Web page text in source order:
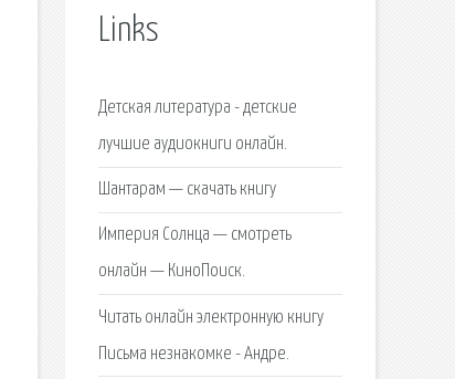
Links
Детская литература - детские
лучшие аудиокниги онлайн.
Шантарам — скачать книгу
Империя Солнца — смотреть
онлайн — КиноПоиск.
Читать онлайн электронную книгу
Письма незнакомке - Андре.